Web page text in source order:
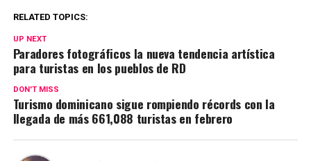
RELATED TOPICS:
UP NEXT
Paradores fotográficos la nueva tendencia artística
para turistas en los pueblos de RD
DON'T MISS
Turismo dominicano sigue rompiendo récords con la
llegada de más 661,088 turistas en febrero